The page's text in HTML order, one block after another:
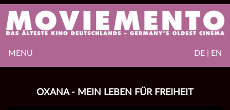
DE | EN
MENU
OXANA - MEIN LEBEN FÜR FREIHEIT